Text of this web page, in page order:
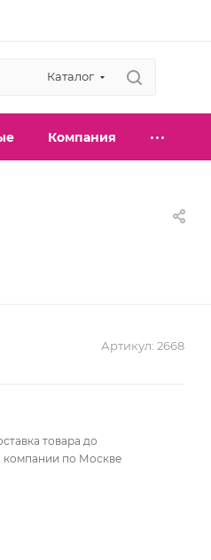
Каталог
Компания
Артикул: 2668
товара до
компании по Москве